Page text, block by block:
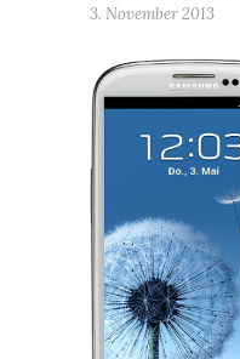
3. November 2013